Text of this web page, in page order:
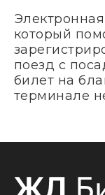
который
поезд с
билет на
терминале